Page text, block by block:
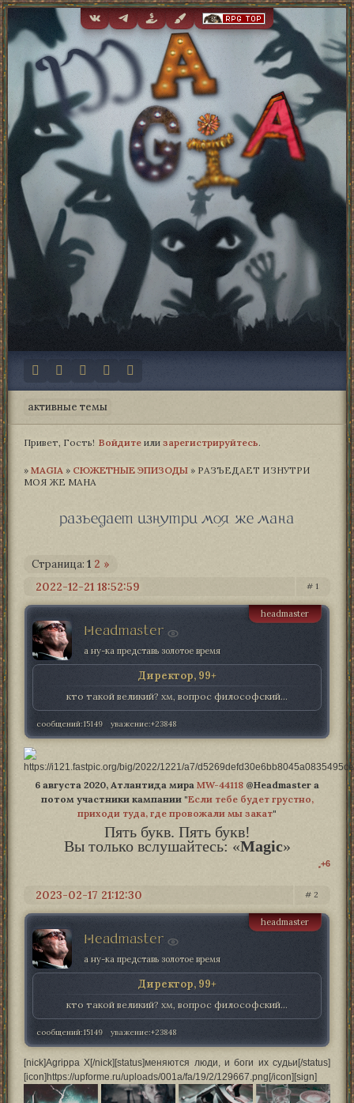
активные темы
Привет, Гость! Войдите или зарегистрируйтесь.
» MAGIA­ » СЮЖЕТНЫЕ ЭПИЗОДЫ » РАЗЪЕДАЕТ ИЗНУТРИ
МОЯ ЖЕ МАНА
разъедает изнутри моя же мана
Страница: 1 2 »
1
2022-12-21 18:52:59
Headmaster
headmaster
а ну-ка представь золотое время
Директор, 99+
кто такой великий? хм, вопрос философский...
сообщений:15149 уважение:+23848
6 августа 2020, Атлантида мира MW-44118 @Headmaster а
потом участники кампании "Если тебе будет грустно,
приходи туда, где провожали мы закат"
Пять букв. Пять букв!
Вы только вслушайтесь: «Magic»
+6
2
2023-02-17 21:12:30
Headmaster
headmaster
а ну-ка представь золотое время
Директор, 99+
кто такой великий? хм, вопрос философский...
сообщений:15149 уважение:+23848
[nick]Agrippa X[/nick][status]меняются люди, и боги их судьи[/status]
[icon]https://upforme.ru/uploads/001a/fa/19/2/129667.png[/icon][sign]